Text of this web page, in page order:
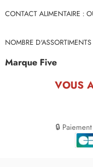
CONTACT ALIMENTAIRE :
NOMBRE D'ASSORTIMENTS
Marque Five
VOUS
🔒